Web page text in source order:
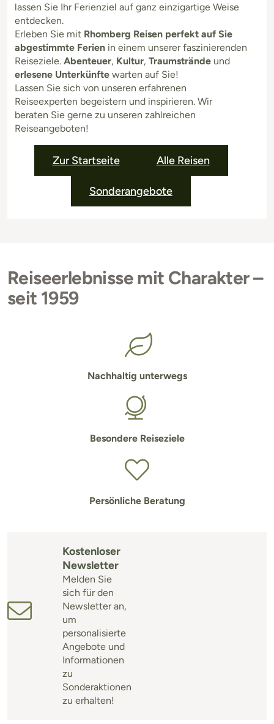
lassen Sie Ihr Ferienziel auf ganz einzigartige Weise
entdecken.
Erleben Sie mit Rhomberg Reisen perfekt auf Sie
abgestimmte Ferien in einem unserer faszinierenden
Reiseziele. Abenteuer, Kultur, Traumstrände und
erlesene Unterkünfte warten auf Sie!
Lassen Sie sich von unseren erfahrenen
Reiseexperten begeistern und inspirieren. Wir
beraten Sie gerne zu unseren zahlreichen
Reiseangeboten!
Zur Startseite Alle Reisen
Sonderangebote
Reiseerlebnisse mit Charakter –
seit 1959
Nachhaltig unterwegs
Besondere Reiseziele
Persönliche Beratung
Kostenloser
Newsletter
Melden Sie
sich für den
Newsletter an,
um
personalisierte
Angebote und
Informationen
zu
Sonderaktionen
zu erhalten!